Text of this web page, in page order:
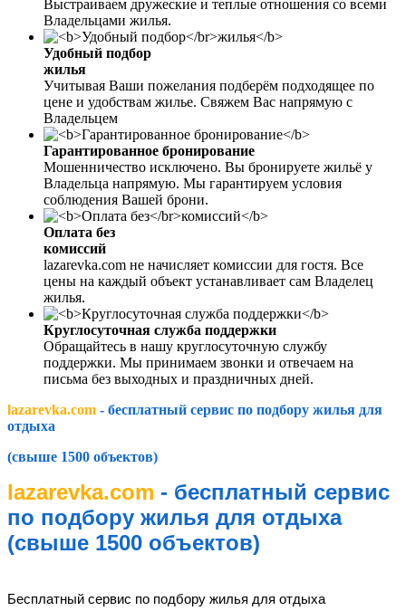
Выстраиваем дружеские и теплые отношения со всеми
Владельцами жилья.
Удобный подбор
жилья
Учитывая Ваши пожелания подберём подходящее по
цене и удобствам жилье. Свяжем Вас напрямую с
Владельцем
Гарантированное бронирование
Мошенничество исключено. Вы бронируете жильё у
Владельца напрямую. Мы гарантируем условия
соблюдения Вашей брони.
Оплата без
комиссий
lazarevka.com не начисляет комиссии для гостя. Все
цены на каждый объект устанавливает сам Владелец
жилья.
Круглосуточная служба поддержки
Обращайтесь в нашу круглосуточную службу
поддержки. Мы принимаем звонки и отвечаем на
письма без выходных и праздничных дней.
lazarevka.com - бесплатный сервис по подбору жилья для
отдыха
(свыше 1500 объектов)
lazarevka.com - бесплатный сервис
по подбору жилья для отдыха
(свыше 1500 объектов)
Бесплатный сервис по подбору жилья для отдыха